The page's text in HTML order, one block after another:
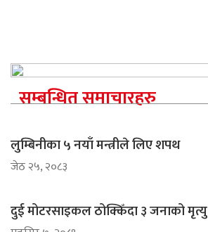
सम्बन्धित समाचारहरु
लुम्बिनीका ५ नयाँ मन्त्रीले लिए शपथ
जेठ २५, २०८३
दुई मोटरसाइकल ठोक्किँदा ३ जनाको मृत्यु